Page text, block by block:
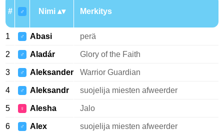
# ♂ Nimi Merkitys
1 ♂ Abasi perä
2 ♂ Aladár Glory of the Faith
3 ♂ Aleksander Warrior Guardian
4 ♂ Aleksandr suojelija miesten afweerder
5 ♀ Alesha Jalo
6 ♂ Alex suojelija miesten afweerder